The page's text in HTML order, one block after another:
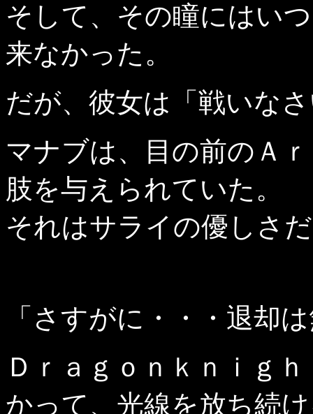
そして、その瞳にはい
来なかった。
だが、彼女は「戦いな
マナブは、目の前のＡ
肢を与えられていた。
それはサライの優しさ
「さすがに・・・退却
Ｄｒａｇｏｎｋｎｉｇ
かって、光線を放ち続